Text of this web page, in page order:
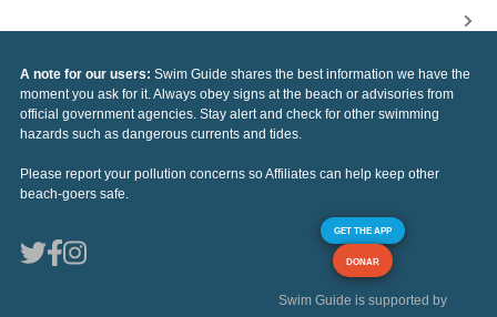
A note for our users: Swim Guide shares the best information we have the
moment you ask for it. Always obey signs at the beach or advisories from
official government agencies. Stay alert and check for other swimming
hazards such as dangerous currents and tides.
Please report your pollution concerns so Affiliates can help keep other
beach-goers safe.
GET THE APP
DONAR
Swim Guide is supported by